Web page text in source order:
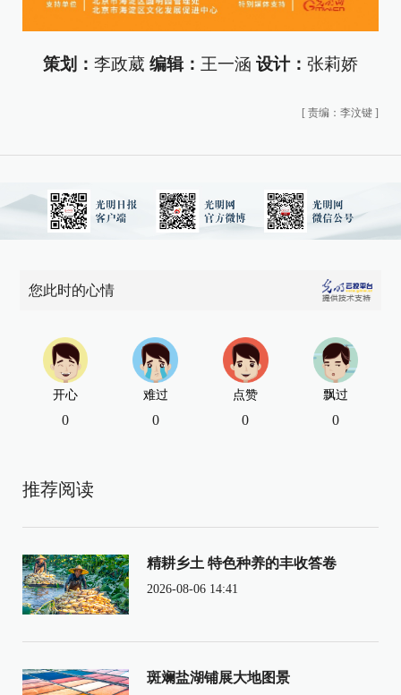
策划： 李政葳 编辑： 王一涵 设计： 张莉娇
[ 责编：李汶键 ]
您此时的心情
开心
0
难过
0
点赞
0
飘过
0
推荐阅读
精耕乡土 特色种养的丰收答卷
2026-08-06 14:41
斑斓盐湖铺展大地图景